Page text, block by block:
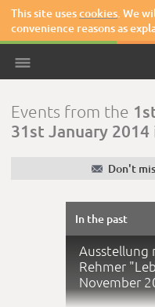
This site usescookies. We
convenience reasons as
Events from the
31st January 2014
✉ Don't
In the past
Ausstellung
Rehmer
November
2014